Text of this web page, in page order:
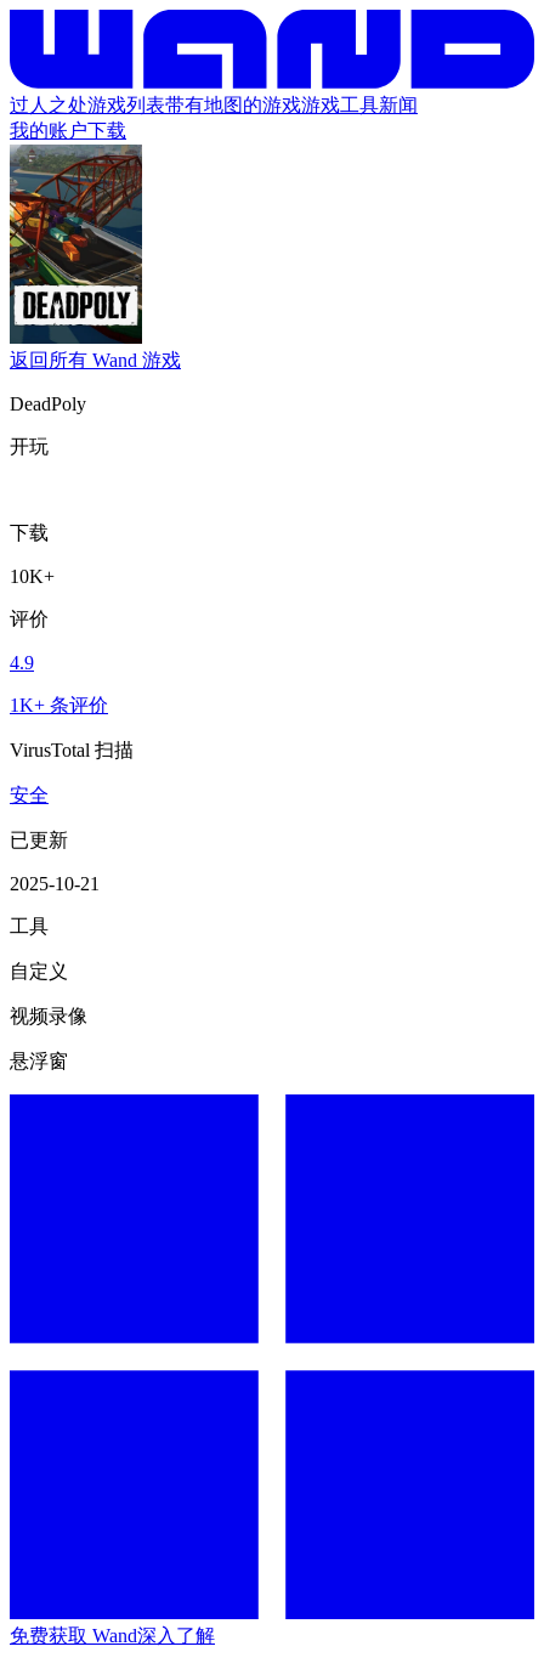
过人之处游戏列表带有地图的游戏游戏工具新闻
我的账户下载
返回所有 Wand 游戏
DeadPoly
开玩
下载
10K+
评价
4.9
1K+ 条评价
VirusTotal 扫描
安全
已更新
2025-10-21
工具
自定义
视频录像
悬浮窗
免费获取 Wand深入了解